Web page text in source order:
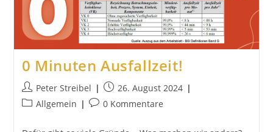
0 Minuten Ausfallzeit!
Beitrags-
Autor:
Peter Streibel
Beitrag
veröffentlicht:
26. August 2024
Beitrags-
Allgemein
Beitrags-
0 Kommentare